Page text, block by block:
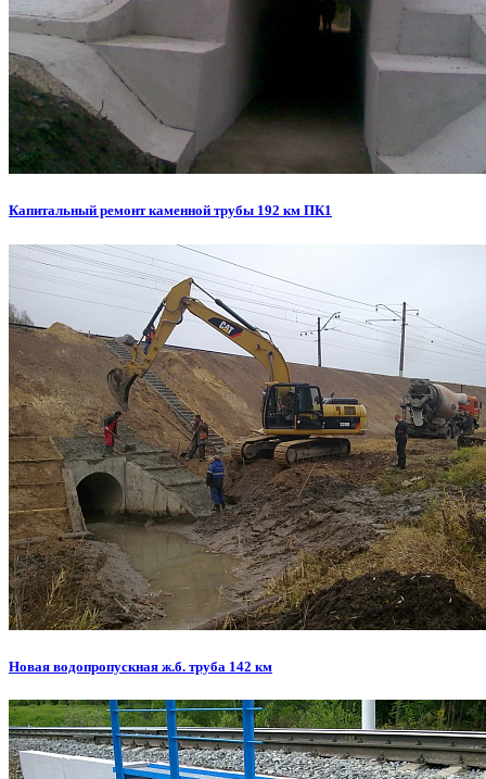
Капитальный ремонт каменной трубы 192 км ПК1
Новая водопропускная ж.б. труба 142 км